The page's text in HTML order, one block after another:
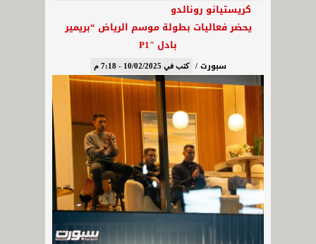
كريستيانو رونالدو
يحضر فعاليات بطولة موسم الرياض “بريمير
بادل P1″‏
سبورت / كتب في 10/02/2025 - 7:18 م